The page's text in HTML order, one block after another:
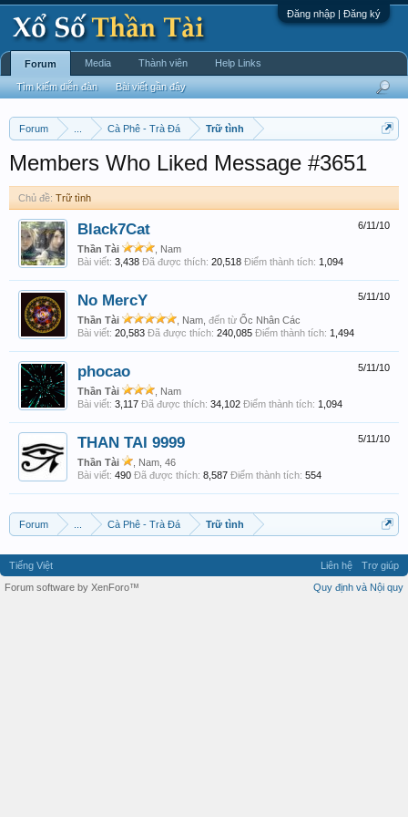
Đăng nhập | Đăng ký
Forum Cà Phê - Trà Đá Trữ tình
Members Who Liked Message #3651
Chủ đề: Trữ tình
6/11/10
Black7Cat
Thần Tài
, Nam
Bài viết: 3,438 Đã được thích: 20,518 Điểm thành tích: 1,094
5/11/10
No MercY
Thần Tài , Nam, đến từ Ốc Nhân Các
Bài viết: 20,583 Đã được thích: 240,085 Điểm thành tích: 1,494
5/11/10
phocao
Thần Tài
, Nam
Bài viết: 3,117 Đã được thích: 34,102 Điểm thành tích: 1,094
5/11/10
THAN TAI 9999
Thần Tài
, Nam, 46
Bài viết: 490 Đã được thích: 8,587 Điểm thành tích: 554
Forum Cà Phê - Trà Đá Trữ tình
Forum
Tìm kiếm diễn đàn Bài viết gần đây
Media Thành viên Help Links
Tiếng Việt Liên hệ
Trợ giúp
Quy định và Nội quy
Forum software by XenForo™